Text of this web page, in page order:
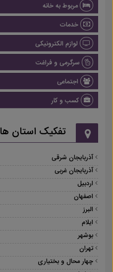
مربوط به خانه
خدمات
لوازم الکترونیکی
سرگرمی و فراغت
اجتماعی
کسب و کار
تفکیک استان ها
آذربایجان شرقی
آذربایجان غربی
اردبیل
اصفهان
البرز
ایلام
بوشهر
تهران
چهار محال و بختیاری